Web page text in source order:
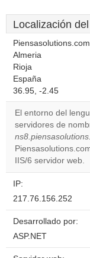
Localización
Piensasolutions.com
Almeria
Rioja
España
36.95, -2.45
El entorno del
servidores de
IIS/6 servidor web.
IP:
217.76.156.252
Desarrollado por:
ASP.NET